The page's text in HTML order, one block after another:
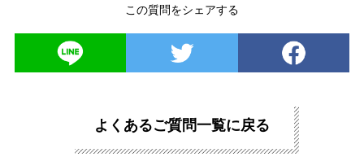
この質問をシェアする
よくあるご質問一覧に戻る